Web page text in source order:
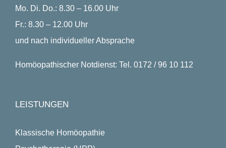
Mo. Di. Do.: 8.30 – 16.00 Uhr
Fr.: 8.30 – 12.00 Uhr
und nach individueller Absprache
Homöopathischer Notdienst: Tel. 0172 / 96 10 112
LEISTUNGEN
Klassische Homöopathie